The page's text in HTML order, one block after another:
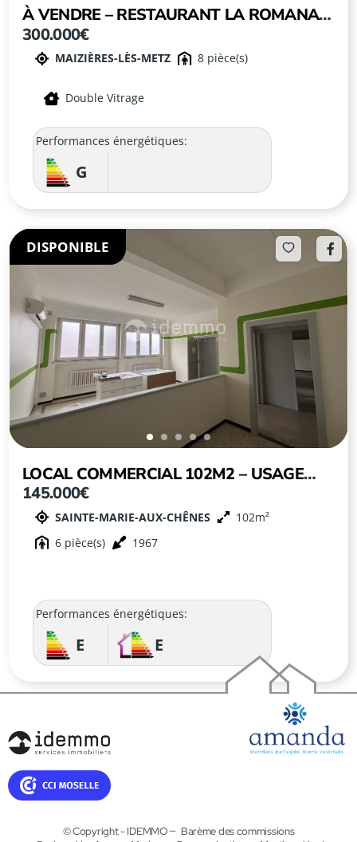
À VENDRE – RESTAURANT LA ROMANA –
MAIZIÈRES-LÈS-METZ
300.000€
MAIZIÈRES-LÈS-METZ 8
Double Vitrage
Performances énergétiques:
G
DISPONIBLE
LOCAL COMMERCIAL 102M2 – USAGE
PROFESSIONNEL OU PROJET HABITATION
– SAINTE-MARIE-AUX-CHÊNES
145.000€
SAINTE-MARIE-AUX-CHÊNES
102
6
1967
Performances énergétiques:
E E
© Copyright - IDEMMO
Barème des commissions